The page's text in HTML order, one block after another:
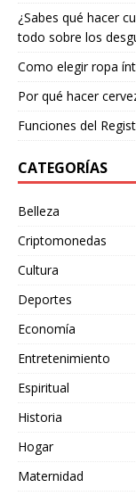
¿Sabes qué hacer
todo sobre los
Como elegir ropa
Por qué hacer
Funciones del
CATEGORÍAS
Belleza
Criptomonedas
Cultura
Deportes
Economía
Entretenimiento
Espiritual
Historia
Hogar
Maternidad